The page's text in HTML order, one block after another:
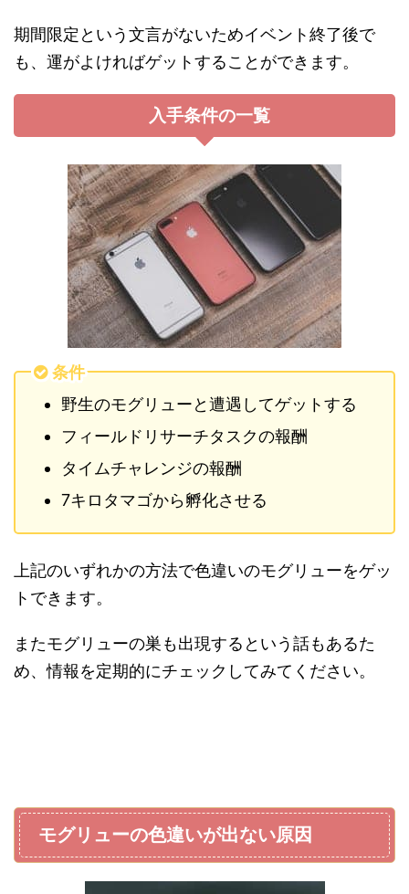
期間限定という文言がないためイベント終了後で
も、運がよければゲットすることができます。
入手条件の一覧
条件
野生のモグリューと遭遇してゲットする
フィールドリサーチタスクの報酬
タイムチャレンジの報酬
7キロタマゴから孵化させる
上記のいずれかの方法で色違いのモグリューをゲッ
トできます。
またモグリューの巣も出現するという話もあるた
め、情報を定期的にチェックしてみてください。
モグリューの色違いが出ない原因